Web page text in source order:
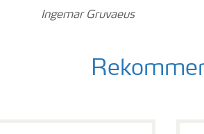
Ingemar Gruvaeus